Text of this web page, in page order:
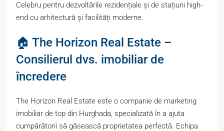
Celebru pentru dezvoltările rezidențiale și de stațiuni high-
end cu arhitectură și facilități moderne.
🏠 The Horizon Real Estate –
Consilierul dvs. imobiliar de
încredere
The Horizon Real Estate este o companie de marketing
imobiliar de top din Hurghada, specializată în a ajuta
cumpărătorii să găsească proprietatea perfectă. Echipa